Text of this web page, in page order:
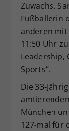
Zuwachs.
Fußballerin
anderen mit
11:50 Uhr
Leadership,
Sports“.
Die 33-
München
127-mal für